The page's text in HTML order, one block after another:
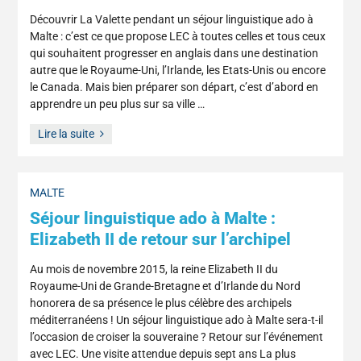
Découvrir La Valette pendant un séjour linguistique ado à
Malte : c’est ce que propose LEC à toutes celles et tous ceux
qui souhaitent progresser en anglais dans une destination
autre que le Royaume-Uni, l’Irlande, les Etats-Unis ou encore
le Canada. Mais bien préparer son départ, c’est d’abord en
apprendre un peu plus sur sa ville …
Lire la suite
MALTE
Séjour linguistique ado à Malte :
Elizabeth II de retour sur l’archipel
Au mois de novembre 2015, la reine Elizabeth II du
Royaume-Uni de Grande-Bretagne et d’Irlande du Nord
honorera de sa présence le plus célèbre des archipels
méditerranéens ! Un séjour linguistique ado à Malte sera-t-il
l’occasion de croiser la souveraine ? Retour sur l’événement
avec LEC. Une visite attendue depuis sept ans La plus